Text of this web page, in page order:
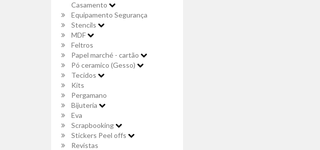
Casamento
Equipamento Segurança
Stencils
MDF
Feltros
Papel marché - cartão
Pó ceramico (Gesso)
Tecidos
Kits
Pergamano
Bijuteria
Eva
Scrapbooking
Stickers Peel offs
Revistas